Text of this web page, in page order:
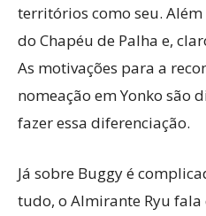
territórios como seu.
do Chapéu de Palha e,
As motivações para a
nomeação em Yonko são
fazer essa diferenciação.
Já sobre Buggy é
tudo, o Almirante Ryu